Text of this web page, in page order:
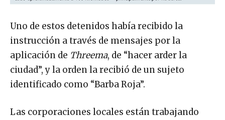
Uno de estos detenidos había recibido la
instrucción a través de mensajes por la
aplicación de Threema, de “hacer arder la
ciudad”, y la orden la recibió de un sujeto
identificado como “Barba Roja”.
Las corporaciones locales están trabajando